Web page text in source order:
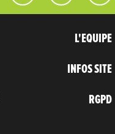
L'EQUIPE
INFOS SITE
RGPD